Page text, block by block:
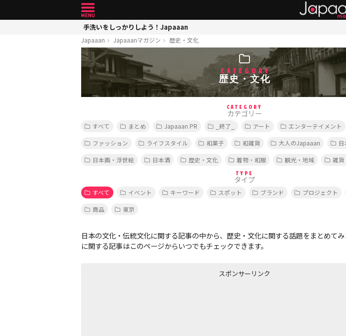
手洗いをしっかりしよう！Japaaan
Japaaan Japaaanマガジン 歴史・文化
CATEGORY
歴史・文化
CATEGORY
カテゴリー
すべて まとめ Japaaan PR _終了_ アート エンターテイメント
ファッション
ライフスタイル 和菓子 和雑貨 大人のJapaaan
日本画・浮世絵
日本酒 歴史・文化 着物・和服 観光・地域 雑貨
TYPE
タイプ
すべて イベント キーワード スポット ブランド プロジェクト
商品
東京
日本の文化・伝統文化に関する記事の中から、歴史・文化に関する話題をまとめて
に関する記事はこのページからいつでもチェックできます。
スポンサーリンク